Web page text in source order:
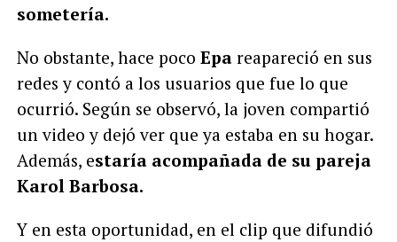
sometería.
No obstante, hace poco Epareapareció en sus
redes y contó a los usuarios que fue lo que
ocurrió. Según se observó, la joven compartió
un video y dejó ver que ya estaba en su hogar.
Además, estaría acompañada de su pareja
Karol Barbosa.
Y en esta oportunidad, en el clip que difundió